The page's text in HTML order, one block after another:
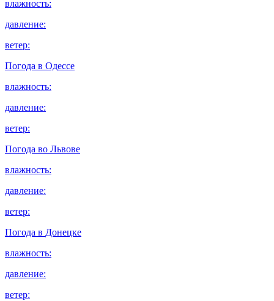
влажность:
давление:
ветер:
Погода в Одессе
влажность:
давление:
ветер:
Погода во Львове
влажность:
давление:
ветер:
Погода в Донецке
влажность:
давление:
ветер: